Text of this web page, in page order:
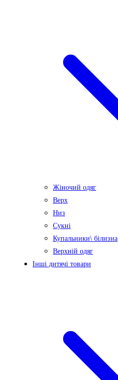
Жіночий одяг
Верх
Низ
Сукні
Купальники\ білизна
Верхній одяг
Інші дитячі товари